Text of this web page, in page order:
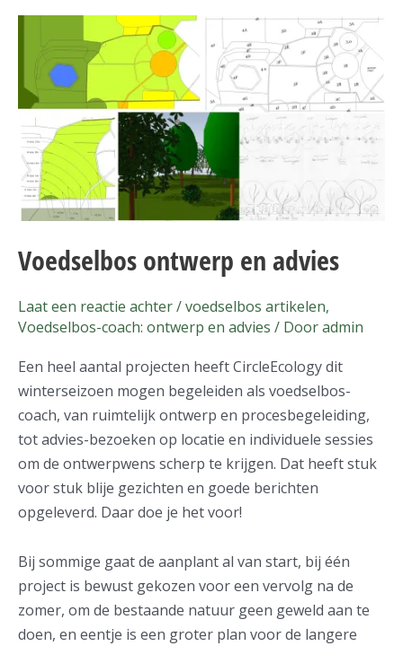
Voedselbos ontwerp en advies
Laat een reactie achter/voedselbos artikelen,
Voedselbos-coach: ontwerp en advies / Dooradmin
Een heel aantal projecten heeft CircleEcology dit
winterseizoen mogen begeleiden als voedselbos-
coach, van ruimtelijk ontwerp en procesbegeleiding,
tot advies-bezoeken op locatie en individuele sessies
om de ontwerpwens scherp te krijgen. Dat heeft stuk
voor stuk blije gezichten en goede berichten
opgeleverd. Daar doe je het voor!
Bij sommige gaat de aanplant al van start, bij één
project is bewust gekozen voor een vervolg na de
zomer, om de bestaande natuur geen geweld aan te
doen, en eentje is een groter plan voor de langere
ontwerp
advies